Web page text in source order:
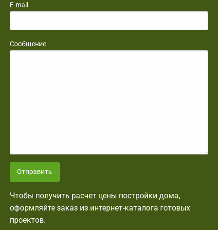
E-mail
Сообщение
Отправить
Чтобы получить расчет цены постройки дома,
оформляйте заказ из интернет-каталога готовых
проектов.